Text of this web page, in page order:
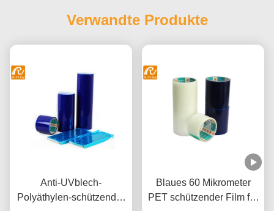
Verwandte Produkte
Anti-UVblech-
Polyäthylen-schützender
Blaues 60 Mikrometer
PET schützender Film für